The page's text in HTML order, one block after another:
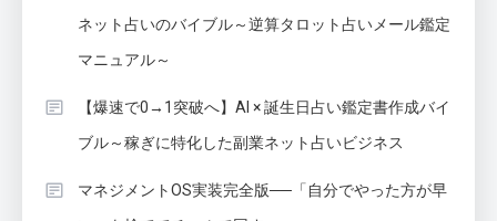
ネット占いのバイブル～逆算タロット占いメール鑑定
マニュアル～
【爆速で0→1突破へ】AI × 誕生日占い鑑定書作成バイ
ブル～稼ぎに特化した副業ネット占いビジネス
マネジメントOS実装完全版──「自分でやった方が早